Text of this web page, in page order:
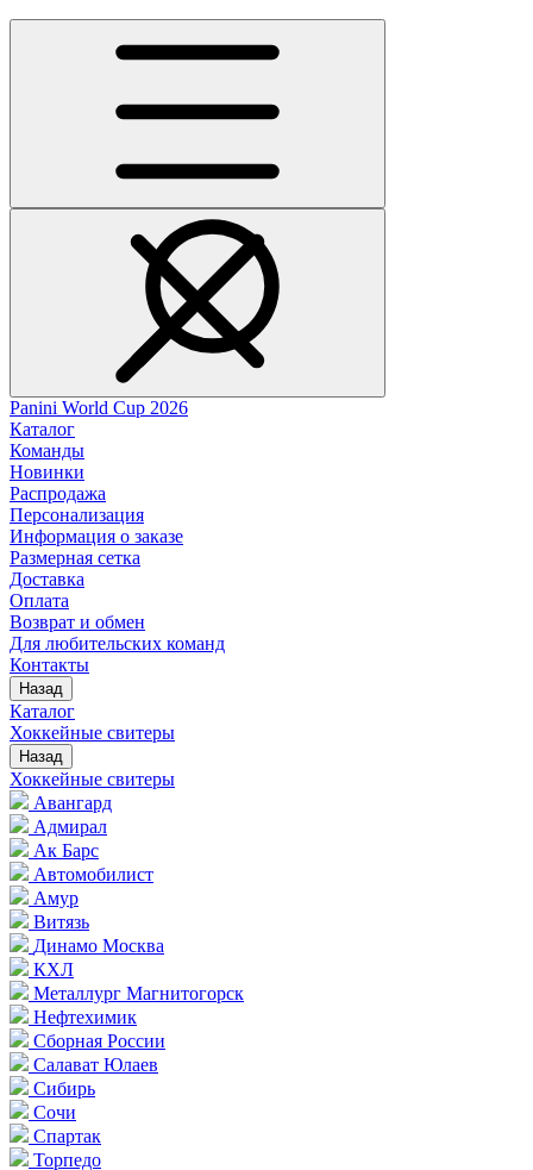
Panini World Cup 2026
Каталог
Команды
Новинки
Распродажа
Персонализация
Информация о заказе
Размерная сетка
Доставка
Оплата
Возврат и обмен
Для любительских команд
Контакты
Назад
Каталог
Хоккейные свитеры
Назад
Хоккейные свитеры
Авангард
Адмирал
Ак Барс
Автомобилист
Амур
Витязь
Динамо Москва
КХЛ
Металлург Магнитогорск
Нефтехимик
Сборная России
Салават Юлаев
Сибирь
Сочи
Спартак
Торпедо